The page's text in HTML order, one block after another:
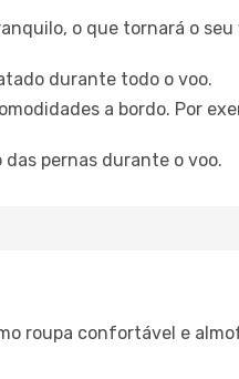
o que tornará o seu
durante todo o voo.
a bordo. Por
pernas durante o voo.
roupa confortável e